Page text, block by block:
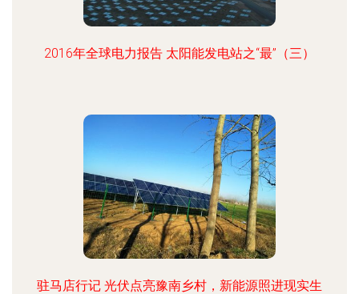
2016年全球电力报告 太阳能发电站之“最”（三）
驻马店行记 光伏点亮豫南乡村，新能源照进现实生